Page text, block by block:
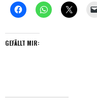
GEFÄLLT MIR: